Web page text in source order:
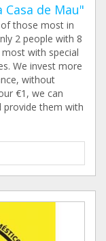
de Mau"
those most in
2 people with 8
with special
We invest more
without
€1, we can
provide them with